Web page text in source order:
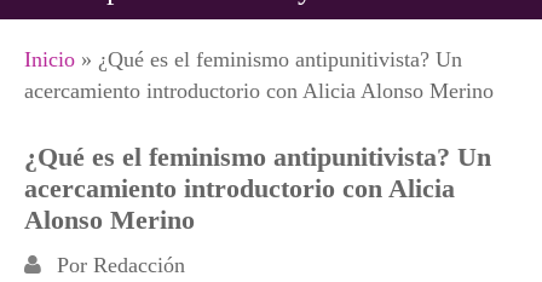
Se encuentra usted aquí
Inicio » ¿Qué es el feminismo antipunitivista? Un
acercamiento introductorio con Alicia Alonso Merino
¿Qué es el feminismo antipunitivista? Un
acercamiento introductorio con Alicia
Alonso Merino
Por Redacción